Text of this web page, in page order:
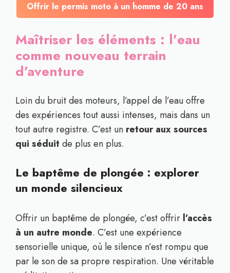
Offrir le permis moto à un homme de 20 ans
Maîtriser les éléments : l’eau
comme nouveau terrain
d’aventure
Loin du bruit des moteurs, l’appel de l’eau offre
des expériences tout aussi intenses, mais dans un
tout autre registre. C’est un retour aux sources
qui séduit de plus en plus.
Le baptême de plongée : explorer
un monde silencieux
Offrir un baptême de plongée, c’est offrir l’accès
à un autre monde. C’est une expérience
sensorielle unique, où le silence n’est rompu que
par le son de sa propre respiration. Une véritable